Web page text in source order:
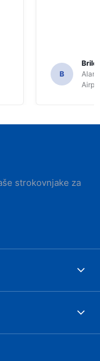
B
strokovnjake za